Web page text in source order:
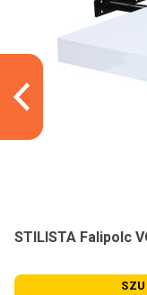
STILISTA Falipolc